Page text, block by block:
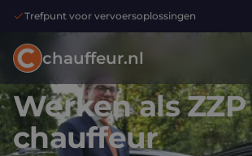
Trefpunt voor vervoersoplossingen
chauffeur.nl
Werken als ZZP
chauffeur